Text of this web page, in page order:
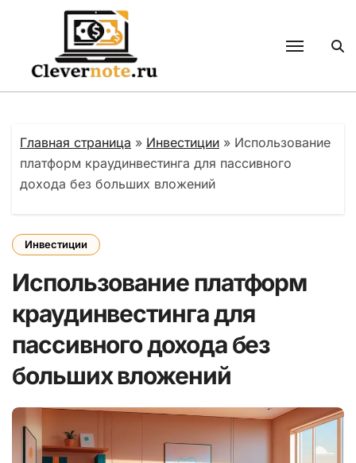
содержанию
Главная страница » Инвестиции » Использование
платформ краудинвестинга для пассивного
дохода без больших вложений
Инвестиции
Использование платформ
краудинвестинга для
пассивного дохода без
больших вложений